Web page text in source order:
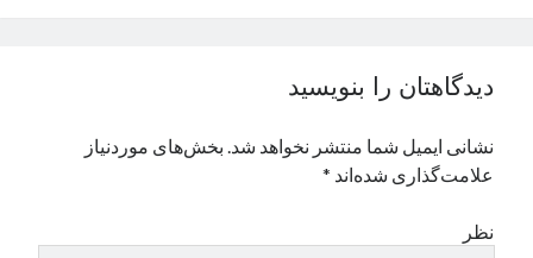
دیدگاهتان را بنویسید
نشانی ایمیل شما منتشر نخواهد شد. بخش‌های موردنیاز
علامت‌گذاری شده‌اند *
نظر